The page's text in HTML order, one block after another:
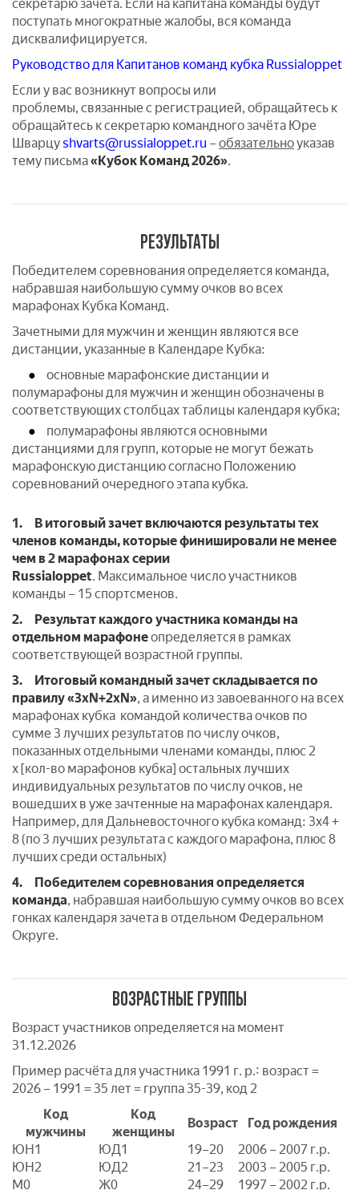
секретарю зачёта. Если на капитана команды будут
поступать многократные жалобы, вся команда
дисквалифицируется.
Руководство для Капитанов команд кубка Russialoppet
Если у вас возникнут вопросы или
проблемы, связанные с регистрацией, обращайтесь к
обращайтесь к секретарю командного зачёта Юре
Шварцу shvarts@russialoppet.ru –обязательноуказав
тему письма«Кубок Команд 2026».
РЕЗУЛЬТАТЫ
Победителем соревнования определяется команда,
набравшая наибольшую сумму очков во всех
марафонах Кубка Команд.
Зачетными для мужчин и женщин являются все
дистанции, указанные в Календаре Кубка:
основные марафонские дистанции и
полумарафоны для мужчин и женщин обозначены в
соответствующих столбцах таблицы календаря кубка;
полумарафоны являются основными
дистанциями для групп, которые не могут бежать
марафонскую дистанцию согласно Положению
соревнований очередного этапа кубка.
1. В итоговый зачет включаются результатытех
членов команды, которые финишировали не менее
чем в 2 марафонах серии
Russialoppet. Максимальное число участников
команды – 15 спортсменов.
2.
Результат каждого участника команды на
отдельном марафонеопределяется в рамках
соответствующей возрастной группы.
3.
Итоговый командный зачет складывается по
правилу «3хN+2xN», а именно из завоеванного на всех
марафонах кубка командой количества очков по
сумме 3 лучших результатов по числу очков,
показанных отдельными членами команды, плюс 2
x [кол-во марафонов кубка] остальных лучших
индивидуальных результатов по числу очков, не
вошедших в уже зачтенные на марафонах календаря.
Например, для Дальневосточного кубка команд: 3х4 +
8 (по 3 лучших результата с каждого марафона, плюс 8
лучших среди остальных)
4.
Победителем соревнования определяется
команда, набравшая наибольшую сумму очков во всех
гонках календаря зачета в отдельном Федеральном
Округе.
ВОЗРАСТНЫЕ ГРУППЫ
Возраст участников определяется на момент
31.12.2026
Пример расчёта для участника 1991 г. р.: возраст =
2026 – 1991 = 35 лет = группа 35-39, код 2
Код
мужчины
Код
женщины
Возраст
Год рождения
ЮН1
ЮД1 19–20
2006 – 2007 г.р.
ЮН2
ЮД2 21–23
2003 – 2005 г.р.
M0
Ж0 24–29
1997 – 2002 г.р.